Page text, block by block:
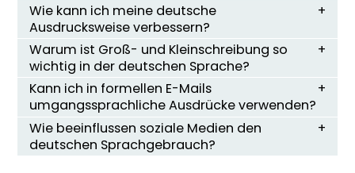
Wie kann ich meine deutsche
Ausdrucksweise verbessern?
Warum ist Groß- und Kleinschreibung so
wichtig in der deutschen Sprache?
Kann ich in formellen E-Mails
umgangssprachliche Ausdrücke verwenden?
Wie beeinflussen soziale Medien den
deutschen Sprachgebrauch?